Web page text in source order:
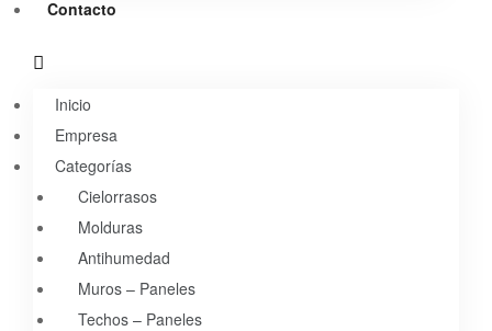
Contacto
Inicio
Empresa
Categorías
Cielorrasos
Molduras
Antihumedad
Muros – Paneles
Techos – Paneles